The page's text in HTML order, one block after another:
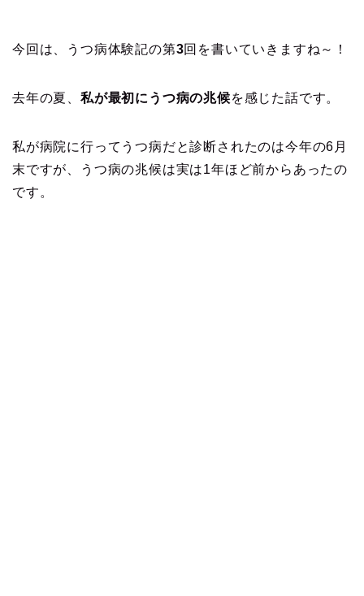
今回は、うつ病体験記の第3回を書いていきますね～！
去年の夏、 私が最初にうつ病の兆候を感じた話です。
私が病院に行ってうつ病だと診断されたのは今年の6月
末ですが、うつ病の兆候は実は1年ほど前からあったの
です。